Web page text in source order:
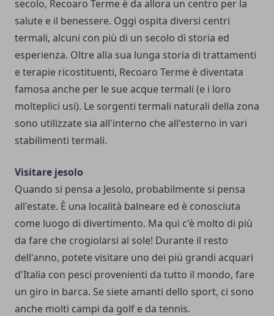
secolo, Recoaro Terme è da allora un centro per la
salute e il benessere. Oggi ospita diversi centri
termali, alcuni con più di un secolo di storia ed
esperienza. Oltre alla sua lunga storia di trattamenti
e terapie ricostituenti, Recoaro Terme è diventata
famosa anche per le sue acque termali (e i loro
molteplici usi). Le sorgenti termali naturali della zona
sono utilizzate sia all'interno che all'esterno in vari
stabilimenti termali.
Visitare jesolo
Quando si pensa a Jesolo, probabilmente si pensa
all'estate. È una località balneare ed è conosciuta
come luogo di divertimento. Ma qui c'è molto di più
da fare che crogiolarsi al sole! Durante il resto
dell'anno, potete visitare uno dei più grandi acquari
d'Italia con pesci provenienti da tutto il mondo, fare
un giro in barca. Se siete amanti dello sport, ci sono
anche molti campi da golf e da tennis.